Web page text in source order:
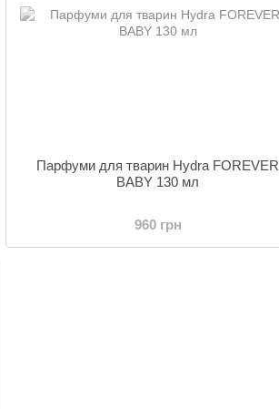
Парфуми для тварин Hydra FOREVER
BABY 130 мл
960 грн